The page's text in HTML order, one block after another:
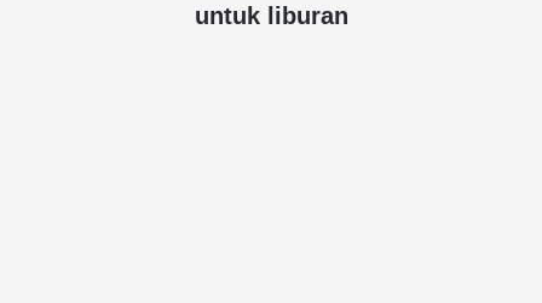
untuk liburan